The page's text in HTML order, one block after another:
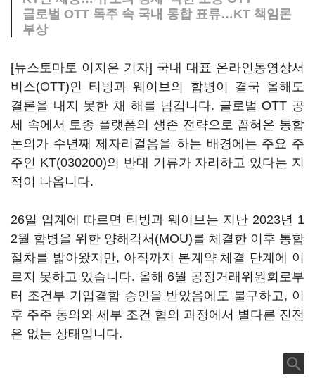
글로벌 OTT 독주 속 국내 통합 표류…KT 책임론
부상
[뉴스토마토 이지은 기자] 국내 대표 온라인동영상서
비스(OTT)인 티빙과 웨이브의 합병이 결국 올해도
결론을 내지 못한 채 해를 넘깁니다. 글로벌 OTT 공
세 속에서 토종 플랫폼의 생존 전략으로 꼽혀온 통합
논의가 수년째 제자리걸음을 하는 배경에는 주요 주
주인 KT(030200)의 반대 기류가 자리하고 있다는 지
적이 나옵니다.
26일 업계에 따르면 티빙과 웨이브는 지난 2023년 1
2월 합병을 위한 양해각서(MOU)를 체결한 이후 통합
절차를 밟아왔지만, 아직까지 본계약 체결 단계에 이
르지 못하고 있습니다. 올해 6월 공정거래위원회로부
터 조건부 기업결합 승인을 받았음에도 불구하고, 이
후 주주 동의와 세부 조건 협의 과정에서 별다른 진전
은 없는 상태입니다.